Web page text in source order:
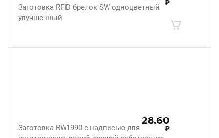
Заготовка RFID брелок SW одноцветный
улучшенный
₽
Заготовка RW1990 с надписью для
28.60
₽